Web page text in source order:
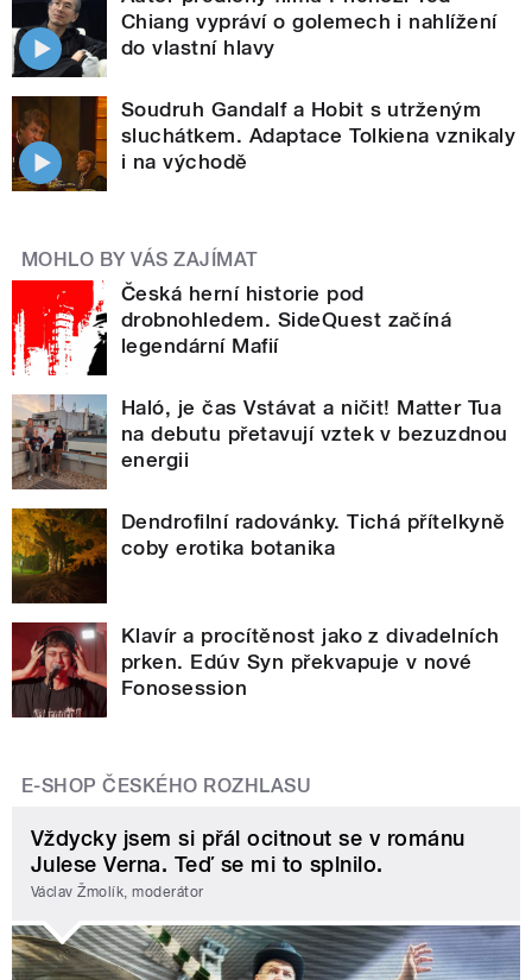
Chiang vypráví o golemech i nahlížení
do vlastní hlavy
Soudruh Gandalf a Hobit s utrženým
sluchátkem. Adaptace Tolkiena vznikaly
i na východě
MOHLO BY VÁS ZAJÍMAT
Česká herní historie pod
drobnohledem. SideQuest začíná
legendární Mafií
Haló, je čas Vstávat a ničit! Matter Tua
na debutu přetavují vztek v bezuzdnou
energii
Dendrofilní radovánky. Tichá přítelkyně
coby erotika botanika
Klavír a procítěnost jako z divadelních
prken. Edúv Syn překvapuje v nové
Fonosession
E-SHOP ČESKÉHO ROZHLASU
Vždycky jsem si přál ocitnout se v románu
Julese Verna. Teď se mi to splnilo.
Václav Žmolík, moderátor